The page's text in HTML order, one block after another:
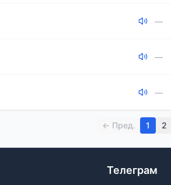
—
—
—
← Пред. 1 2
Телеграм